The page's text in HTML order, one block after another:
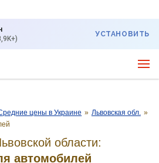
УСТАНОВИТЬ
цены в Украине » Львовская обл. »
области:
автомобилей